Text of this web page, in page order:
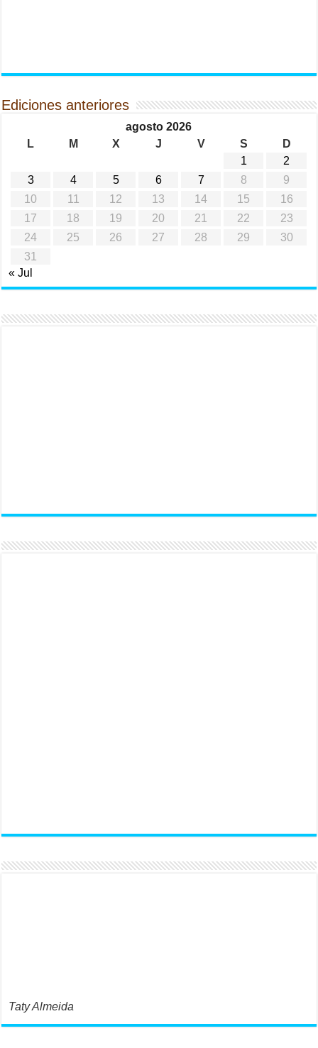
Ediciones anteriores
agosto 2026
L
M X J V S
D
1
2
3
4 5 6 7 8
9
10
11 12 13 14 15
16
17
18 19 20 21 22
23
24
25 26 27 28 29
30
31
« Jul
Taty Almeida